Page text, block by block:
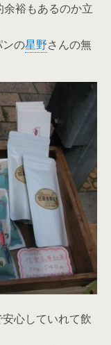
裕もあるのか立
の星野さんの無
心していれて飲